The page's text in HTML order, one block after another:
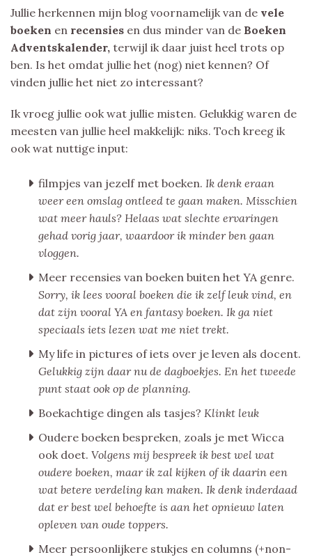
Jullie herkennen mijn blog voornamelijk van de vele
boeken en recensies en dus minder van de Boeken
Adventskalender, terwijl ik daar juist heel trots op
ben. Is het omdat jullie het (nog) niet kennen? Of
vinden jullie het niet zo interessant?
Ik vroeg jullie ook wat jullie misten. Gelukkig waren de
meesten van jullie heel makkelijk: niks. Toch kreeg ik
ook wat nuttige input:
filmpjes van jezelf met boeken. Ik denk eraan
weer een omslag ontleed te gaan maken. Misschien
wat meer hauls? Helaas wat slechte ervaringen
gehad vorig jaar, waardoor ik minder ben gaan
vloggen.
Meer recensies van boeken buiten het YA genre.
Sorry, ik lees vooral boeken die ik zelf leuk vind, en
dat zijn vooral YA en fantasy boeken. Ik ga niet
speciaals iets lezen wat me niet trekt.
My life in pictures of iets over je leven als docent.
Gelukkig zijn daar nu de dagboekjes. En het tweede
punt staat ook op de planning.
Boekachtige dingen als tasjes? Klinkt leuk
Oudere boeken bespreken, zoals je met Wicca
ook doet. Volgens mij bespreek ik best wel wat
oudere boeken, maar ik zal kijken of ik daarin een
wat betere verdeling kan maken. Ik denk inderdaad
dat er best wel behoefte is aan het opnieuw laten
opleven van oude toppers.
Meer persoonlijkere stukjes en columns (+non-